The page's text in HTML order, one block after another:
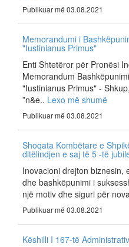
Publikuar më 03.08.2021
Memorandumi i
"Iustinianus Primus"
Enti Shtetëror për Pronësi
Memorandum
"Iustinianus Primus" -
”n&e.. Lexo më shumë
Publikuar më 03.08.2021
Shoqata Kombëtare e
ditëlindjen e saj të 5 -të
Inovacioni drejton biznesin,
dhe bashkëpunimi i
një motiv dhe siguri për
Publikuar më 03.08.2021
Këshilli I 167-të